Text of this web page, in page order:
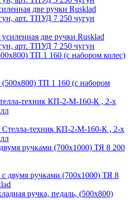
две ручки Rusklad
арт. ТПУД 7 250 чугун
ТП 1 160 (с набором колес)
техник КП-2-М-160-К , 2-х
ручками (700х1000) ТЯ 8 200
ручка, педаль, (500х800)